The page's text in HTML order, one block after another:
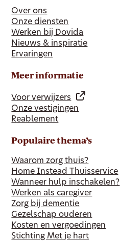
Over ons
Onze diensten
Werken bij Dovida
Nieuws & inspiratie
Ervaringen
Meer informatie
Voor verwijzers
Onze vestigingen
Reablement
Populaire thema’s
Waarom zorg thuis?
Home Instead Thuisservice
Wanneer hulp inschakelen?
Werken als caregiver
Zorg bij dementie
Gezelschap ouderen
Kosten en vergoedingen
Stichting Met je hart